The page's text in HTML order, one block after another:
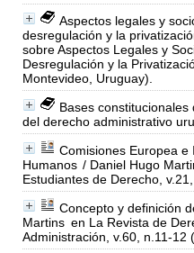
Aspectos legales y
desregulación y la
sobre Aspectos Legales y
Desregulación y la
Montevideo, Uruguay).
Bases
del derecho administrativo
Comisiones Europea
Humanos / Daniel Hugo
Estudiantes de Derecho,
Concepto y definición
Martins en La Revista de
Administración, v.60, n.11-12